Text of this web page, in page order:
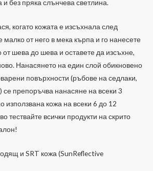
без пряка слънчева светлина.
когато кожата е изсъхнала след
малко от него в мека кърпа и го нанесете
шева до шева и оставете да изсъхне,
Нанасянето на един слой обикновено
повърхности (ръбове на седлаки,
се препоръчва нанасяне на всеки 3
използвана кожа на всеки 6 до 12
тествайте всички продукти на скрито
и SRT кожа (SunReflective